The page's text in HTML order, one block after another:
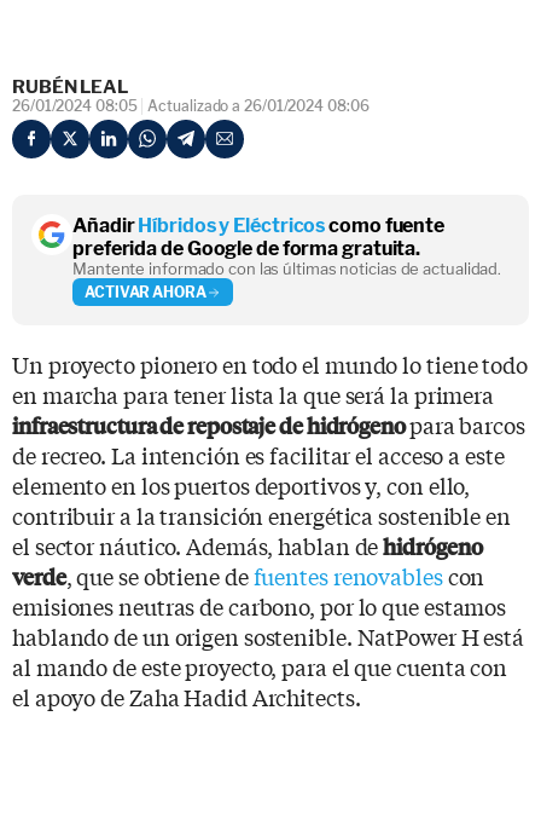
RUBÉN LEAL
26/01/2024 08:05 Actualizado a 26/01/2024 08:06
AñadirHíbridos y Eléctricoscomo fuente
preferida de Google de forma gratuita.
Mantente informado con las últimas noticias de actualidad.
ACTIVAR AHORA
Un proyecto pionero en todo el mundo lo tiene todo
en marcha para tener lista la que será la primera
infraestructura de repostaje de hidrógenopara barcos
de recreo. La intención es facilitar el acceso a este
elemento en los puertos deportivos y, con ello,
contribuir a la transición energética sostenible en
el sector náutico. Además, hablan dehidrógeno
verde, que se obtiene defuentes renovablescon
emisiones neutras de carbono, por lo que estamos
hablando de un origen sostenible. NatPower H está
al mando de este proyecto, para el que cuenta con
el apoyo de Zaha Hadid Architects.